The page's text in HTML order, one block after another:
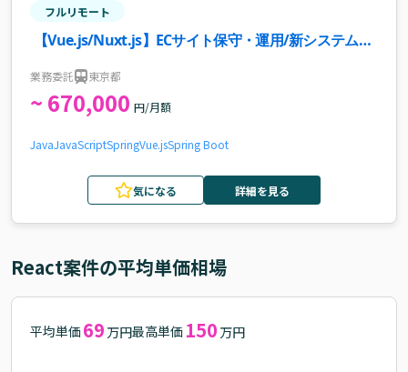
フルリモート
【Vue.js/Nuxt.js】ECサイト保守・運用/新システム構
業務委託 東京都
~ 670,000 円/月額
JavaJavaScriptSpringVue.jsSpring Boot
気になる 詳細を見る
React案件の平均単価相場
平均単価 69 万円最高単価 150 万円